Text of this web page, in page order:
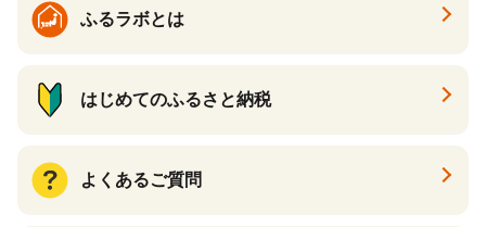
ふるラボとは
はじめてのふるさと納税
よくあるご質問